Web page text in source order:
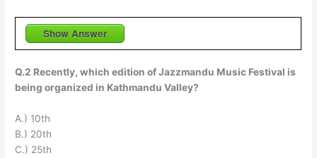
Show Answer
Q.2 Recently, which edition of Jazzmandu Music Festival is
being organized in Kathmandu Valley?
A.) 10th
B.) 20th
C.) 25th